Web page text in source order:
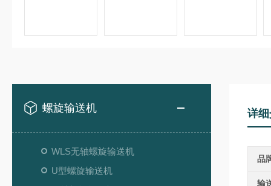
螺旋输送机
WLS无轴螺旋输送机
U型螺旋输送机
详
品
输